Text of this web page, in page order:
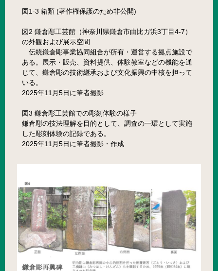
図1-3 箱類 (著作権保護のため非公開)
図2 鎌倉彫工芸館（神奈川県鎌倉市由比ガ浜3丁目4-7）
の外観および展示空間
伝統鎌倉彫事業協同組合が所有・運営する拠点施設で
ある。展示・販売、資料提供、体験教室などの機能を通
じて、鎌倉彫の技術継承および文化振興の中核を担って
いる。
2025年11月5日に筆者撮影
図3 鎌倉彫工芸館での彫刻体験の様子
鎌倉彫の技法理解を目的として、調査の一環として実施
した彫刻体験の記録である。
2025年11月5日に筆者撮影・作成